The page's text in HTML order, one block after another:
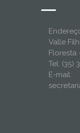
Valle
Floresta
Tel: (35)
E-mail: